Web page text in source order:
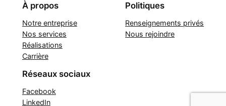
À propos
Notre entreprise
Nos services
Réalisations
Carrière
Politiques
Renseignements privés
Nous rejoindre
Réseaux sociaux
Facebook
LinkedIn